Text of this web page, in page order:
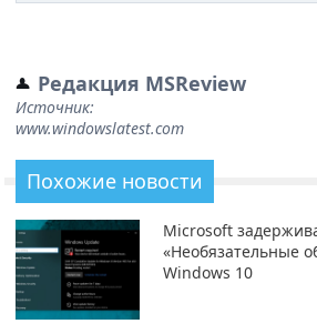
Редакция MSReview
Источник:
www.windowslatest.com
Похожие новости
Microsoft
«Необязательные
Windows 10